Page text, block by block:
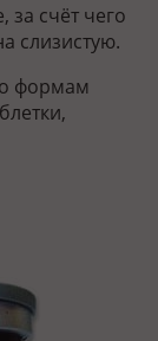
за счёт чего
слизистую.
формам